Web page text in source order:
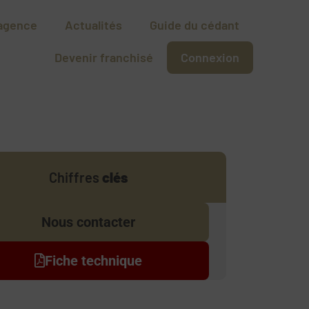
Actualités Guide du cédant
Devenir franchisé Connexion
Chiffres clés
Nous contacter
Fiche technique